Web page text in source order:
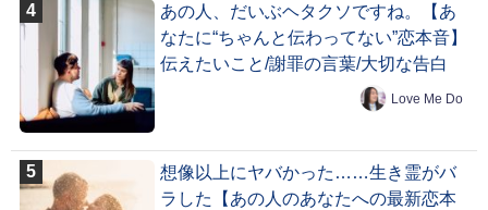
あの人、だいぶヘタクソですね。【あ
なたに“ちゃんと伝わってない”恋本音】
伝えたいこと/謝罪の言葉/大切な告白
Love Me Do
想像以上にヤバかった……生き霊がバ
ラした【あの人のあなたへの最新恋本